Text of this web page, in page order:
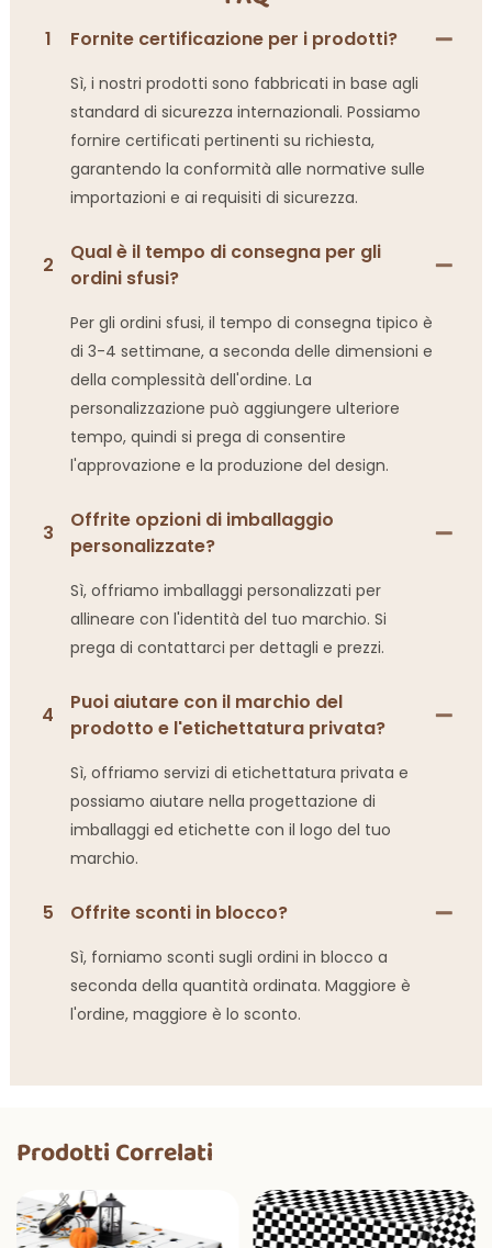
1 Fornite certificazione per i prodotti?
Sì, i nostri prodotti sono fabbricati in base agli
standard di sicurezza internazionali. Possiamo
fornire certificati pertinenti su richiesta,
garantendo la conformità alle normative sulle
importazioni e ai requisiti di sicurezza.
2
Qual è il tempo di consegna per gli
ordini sfusi?
Per gli ordini sfusi, il tempo di consegna tipico è
di 3-4 settimane, a seconda delle dimensioni e
della complessità dell'ordine. La
personalizzazione può aggiungere ulteriore
tempo, quindi si prega di consentire
l'approvazione e la produzione del design.
3
Offrite opzioni di imballaggio
personalizzate?
Sì, offriamo imballaggi personalizzati per
allineare con l'identità del tuo marchio. Si
prega di contattarci per dettagli e prezzi.
4
Puoi aiutare con il marchio del
prodotto e l'etichettatura privata?
Sì, offriamo servizi di etichettatura privata e
possiamo aiutare nella progettazione di
imballaggi ed etichette con il logo del tuo
marchio.
5 Offrite sconti in blocco?
Sì, forniamo sconti sugli ordini in blocco a
seconda della quantità ordinata. Maggiore è
l'ordine, maggiore è lo sconto.
Prodotti Correlati